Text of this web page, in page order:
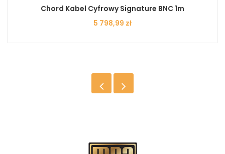
Chord Kabel Cyfrowy Signature BNC 1m
Cena
5 798,99 zł